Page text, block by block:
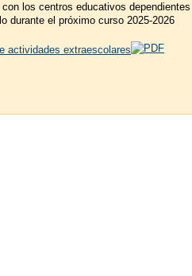
los centros educativos
durante el próximo curso 2025-2026
actividades extraescolares